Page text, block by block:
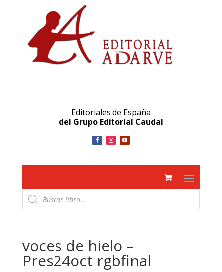
Editoriales de España
del Grupo Editorial Caudal
Búsqueda
de
productos
voces de hielo –
Pres24oct rgbfinal